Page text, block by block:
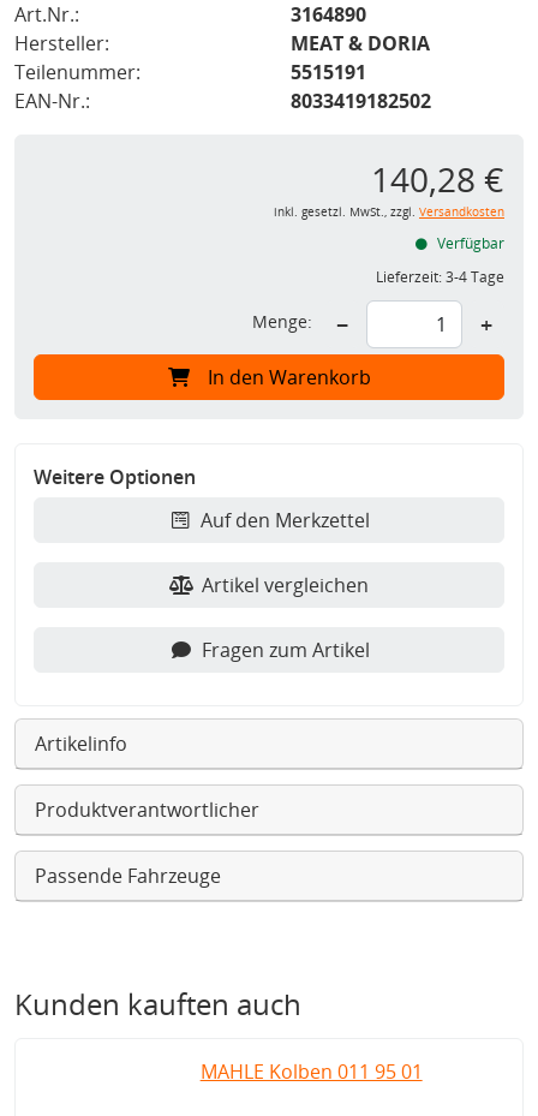
Art.Nr.:
3164890
Hersteller:
MEAT & DORIA
Teilenummer:
5515191
EAN-Nr.:
8033419182502
140,28 €
inkl. gesetzl. MwSt., zzgl. Versandkosten
Verfügbar
Lieferzeit:3-4 Tage
Menge: − +
In den Warenkorb
Weitere Optionen
Auf den Merkzettel
Artikel vergleichen
Fragen zum Artikel
Artikelinfo
Produktverantwortlicher
Passende Fahrzeuge
Kunden kauften auch
MAHLE Kolben 011 95 01